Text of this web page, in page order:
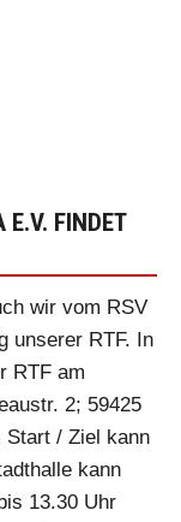
E.V. FINDET
wir vom RSV
unserer RTF. In
RTF am
2; 59425
Start / Ziel kann
kann
13.30 Uhr